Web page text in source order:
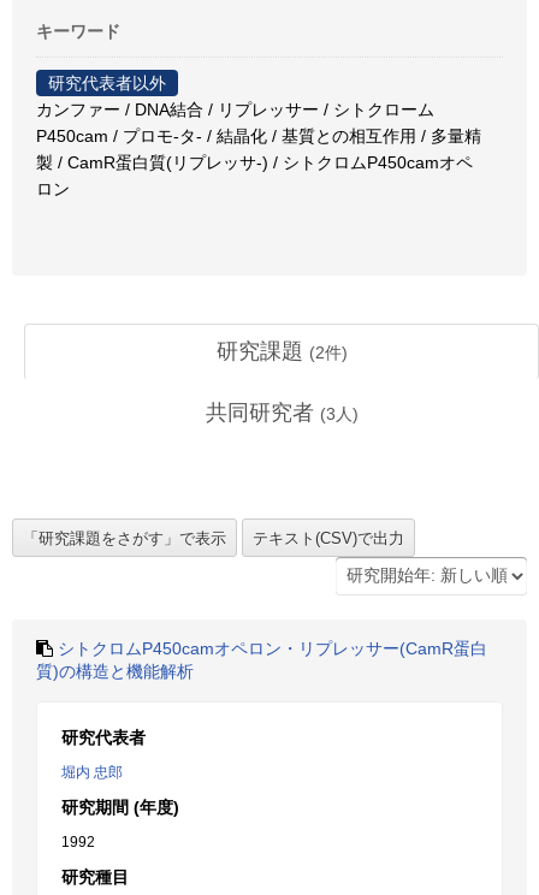
キーワード
研究代表者以外
カンファー / DNA結合 / リプレッサー / シトクローム
P450cam / プロモ-タ- / 結晶化 / 基質との相互作用 / 多量精
製 / CamR蛋白質(リプレッサ-) / シトクロムP450camオペ
ロン
研究課題 (2件)
共同研究者 (3 人)
シトクロムP450camオペロン・リプレッサー(CamR蛋白
質)の構造と機能解析
研究代表者
堀内 忠郎
研究期間 (年度)
1992
研究種目